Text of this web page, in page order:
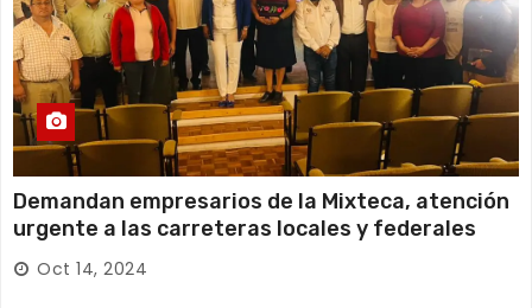
Demandan empresarios de la Mixteca, atención
urgente a las carreteras locales y federales
Oct 14, 2024